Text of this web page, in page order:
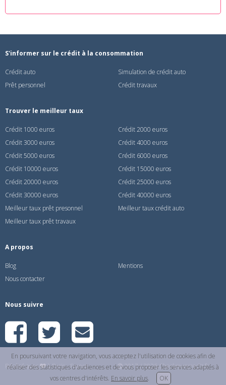
En poursuivant votre navigation, vous acceptez l'utilisation de cookies afin de
réaliser des statistiques d'audiences et de vous proposer les services adaptés à
vos centres d'intérêts. En savoir plus. OK
S'informer sur le crédit à la consommation
Crédit auto
Simulation de crédit auto
Prêt personnel
Crédit travaux
Trouver le meilleur taux
Crédit 1000 euros
Crédit 2000 euros
Crédit 3000 euros
Crédit 4000 euros
Crédit 5000 euros
Crédit 6000 euros
Crédit 10000 euros
Crédit 15000 euros
Crédit 20000 euros
Crédit 25000 euros
Crédit 30000 euros
Crédit 40000 euros
Meilleur taux prêt presonnel
Meilleur taux crédit auto
Meilleur taux prêt travaux
A propos
Blog
Mentions
Nous contacter
Nous suivre
Réalisé avec à Paris - France 2017 / 2026 Checkmoncredit.fr